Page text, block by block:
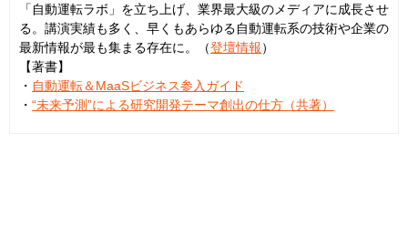
「自動運転ラボ」を立ち上げ、業界最大級のメディアに成長させ
る。講演実績も多く、早くもあらゆる自動運転系の技術や企業の
最新情報が最も集まる存在に。（登壇情報）
【著書】
・ 自動運転＆MaaSビジネス参入ガイド
・ “未来予測”による研究開発テーマ創出の仕方（共著）